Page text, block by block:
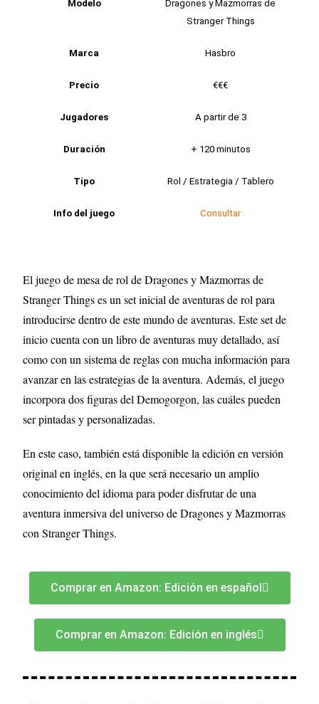
Modelo
Dragones y Mazmorras de
Stranger Things
Marca Hasbro
Precio €€€
Jugadores A partir de 3
Duración + 120 minutos
Tipo Rol / Estrategia / Tablero
Info del juego Consultar
El juego de mesa de rol de Dragones y Mazmorras de
Stranger Things es un set inicial de aventuras de rol para
introducirse dentro de este mundo de aventuras. Este set de
inicio cuenta con un libro de aventuras muy detallado, así
como con un sistema de reglas con mucha información para
avanzar en las estrategias de la aventura. Además, el juego
incorpora dos figuras del Demogorgon, las cuáles pueden
ser pintadas y personalizadas.
En este caso, también está disponible la edición en versión
original en inglés, en la que será necesario un amplio
conocimiento del idioma para poder disfrutar de una
aventura inmersiva del universo de Dragones y Mazmorras
con Stranger Things.
Comprar en Amazon: Edición en español
Comprar en Amazon: Edición en inglés